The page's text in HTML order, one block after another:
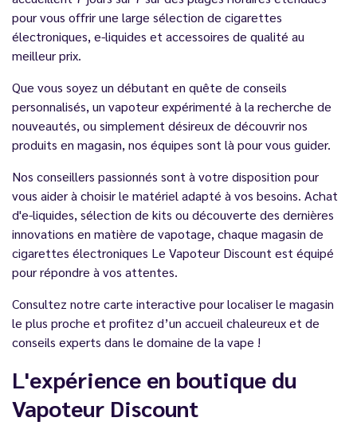
pour vous offrir une large sélection de cigarettes
électroniques, e-liquides et accessoires de qualité au
meilleur prix.
Que vous soyez un débutant en quête de conseils
personnalisés, un vapoteur expérimenté à la recherche de
nouveautés, ou simplement désireux de découvrir nos
produits en magasin, nos équipes sont là pour vous guider.
Nos conseillers passionnés sont à votre disposition pour
vous aider à choisir le matériel adapté à vos besoins. Achat
d'e-liquides, sélection de kits ou découverte des dernières
innovations en matière de vapotage, chaque magasin de
cigarettes électroniques Le Vapoteur Discount est équipé
pour répondre à vos attentes.
Consultez notre carte interactive pour localiser le magasin
le plus proche et profitez d’un accueil chaleureux et de
conseils experts dans le domaine de la vape !
L'expérience en boutique du
Vapoteur Discount